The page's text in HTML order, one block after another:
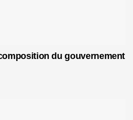
du gouvernement